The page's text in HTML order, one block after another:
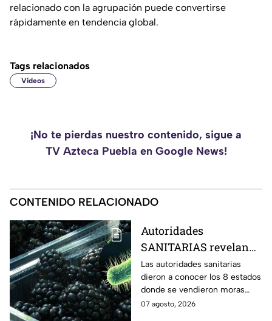
relacionado con la agrupación puede convertirse
rápidamente en tendencia global.
Tags relacionados
Videos
¡No te pierdas nuestro contenido, sigue a
TV Azteca Puebla en Google News!
CONTENIDO RELACIONADO
Autoridades
SANITARIAS revelan
los 8 estados donde se
vendieron las MORAS
contaminadas con
E.coli
Las autoridades sanitarias
dieron a conocer los 8 estados
donde se vendieron moras
contaminadas con E.coli, lo
07 agosto, 2026